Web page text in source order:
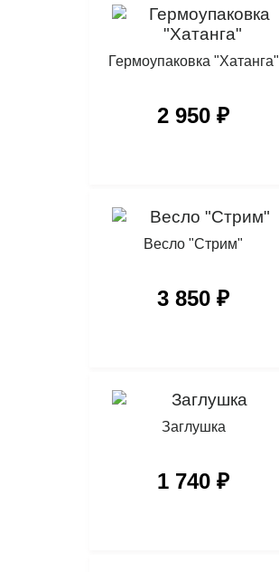
Гермоупаковка "Хатанга"
2 950 ₽
Весло "Стрим"
3 850 ₽
Заглушка
1 740 ₽